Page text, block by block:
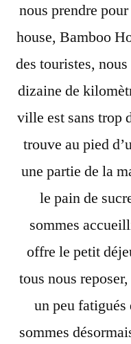
nous prendre
house, Bamboo
des touristes,
dizaine de
ville est sans trop
trouve au pied
une partie de la
le pain de
sommes
offre le petit
tous nous
un peu
sommes